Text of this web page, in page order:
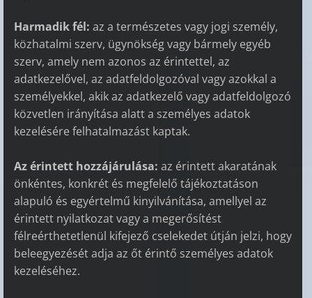
Harmadik fél: az a természetes vagy jogi személy,
közhatalmi szerv, ügynökség vagy bármely egyéb
szerv, amely nem azonos az érintettel, az
adatkezelővel, az adatfeldolgozóval vagy azokkal a
személyekkel, akik az adatkezelő vagy adatfeldolgozó
közvetlen irányítása alatt a személyes adatok
kezelésére felhatalmazást kaptak.
Az érintett hozzájárulása: az érintett akaratának
önkéntes, konkrét és megfelelő tájékoztatáson
alapuló és egyértelmű kinyilvánítása, amellyel az
érintett nyilatkozat vagy a megerősítést
félreérthetetlenül kifejező cselekedet útján jelzi, hogy
beleegyezését adja az őt érintő személyes adatok
kezeléséhez.